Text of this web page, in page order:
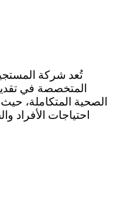
تُعد شركة
المتخصصة في
الصحية المتكاملة،
احتياجات الأفراد